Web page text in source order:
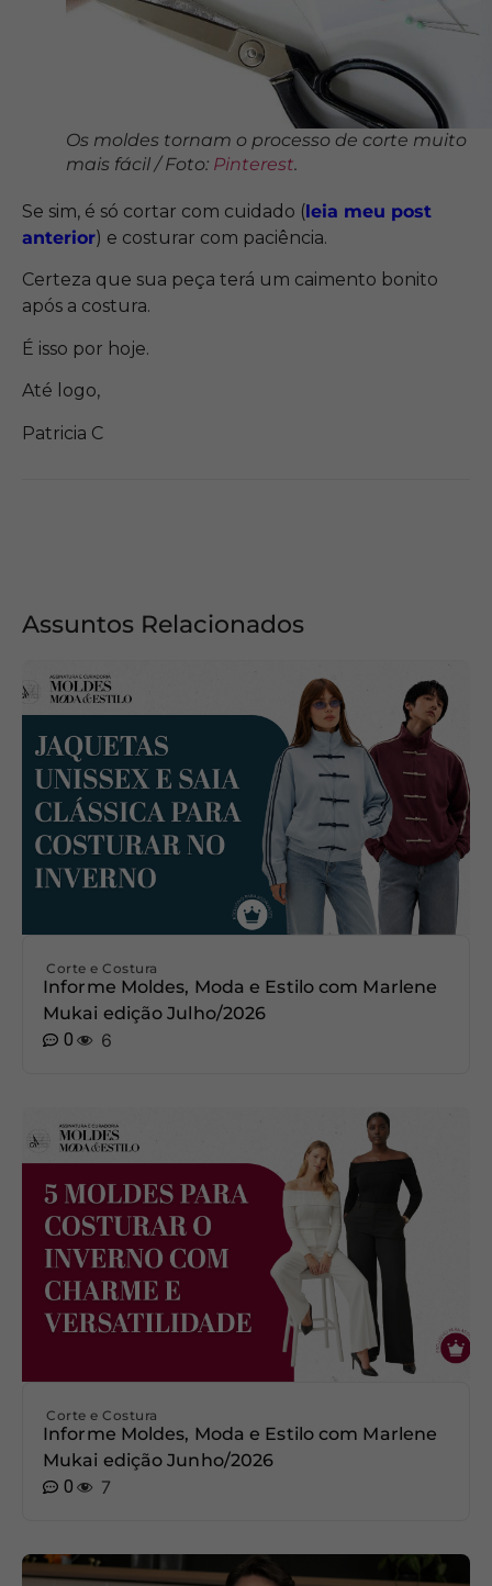
Os moldes tornam o processo de corte muito
mais fácil / Foto: Pinterest.
Se sim, é só cortar com cuidado (leia meu post
anterior) e costurar com paciência.
Certeza que sua peça terá um caimento bonito
após a costura.
É isso por hoje.
Até logo,
Patricia C
Assuntos Relacionados
Corte e Costura
Informe Moldes, Moda e Estilo com Marlene
Mukai edição Julho/2026
0
6
Corte e Costura
Informe Moldes, Moda e Estilo com Marlene
Mukai edição Junho/2026
0
7